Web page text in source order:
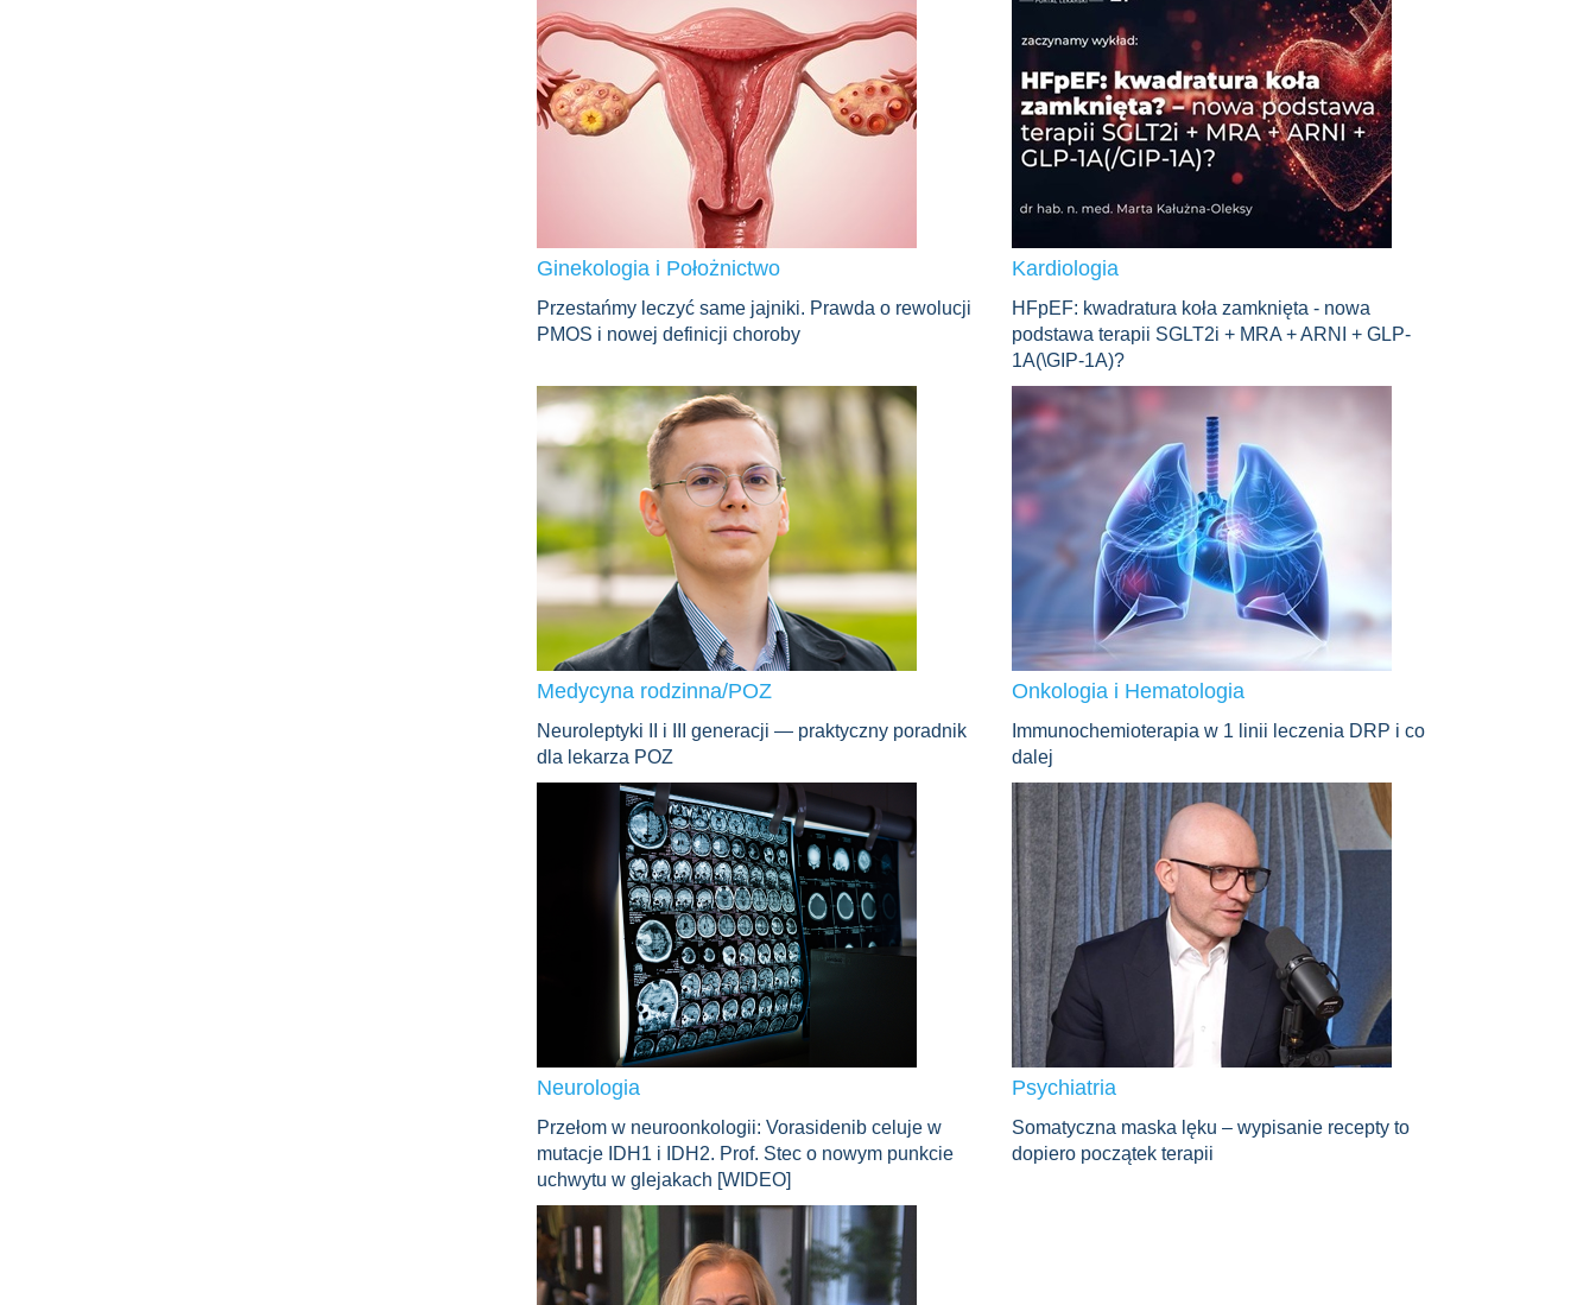
Ginekologia i Położnictwo
Przestańmy leczyć same jajniki. Prawda o rewolucji
PMOS i nowej definicji choroby
Kardiologia
HFpEF: kwadratura koła zamknięta - nowa
podstawa terapii SGLT2i + MRA + ARNI + GLP-
1A(\GIP-1A)?
Medycyna rodzinna/POZ
Neuroleptyki II i III generacji — praktyczny poradnik
dla lekarza POZ
Onkologia i Hematologia
Immunochemioterapia w 1 linii leczenia DRP i co
dalej
Neurologia
Przełom w neuroonkologii: Vorasidenib celuje w
mutacje IDH1 i IDH2. Prof. Stec o nowym punkcie
uchwytu w glejakach [WIDEO]
Psychiatria
Somatyczna maska lęku – wypisanie recepty to
dopiero początek terapii